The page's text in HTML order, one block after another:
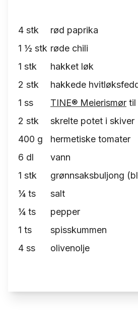
4 stk
rød paprika
1 ½ stk røde chili
1 stk
hakket løk
2 stk
hakkede
1 ss TINE® Meierismør til
2 stk
skrelte potet i skiver
400 g
hermetiske tomater
6 dl
vann
1 stk
grønnsaksbuljong
¼ ts
salt
¼ ts
pepper
1 ts
spisskummen
4 ss olivenolje